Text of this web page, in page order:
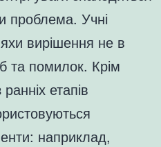
проблема. Учні
вирішення не в
та помилок. Крім
етапів
наприклад,